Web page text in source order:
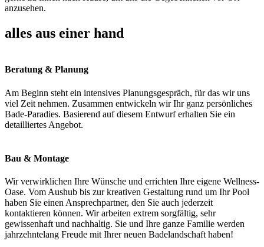
anzusehen.
alles aus einer hand
Beratung & Planung
Am Beginn steht ein intensives Planungsgespräch, für das wir uns
viel Zeit nehmen. Zusammen entwickeln wir Ihr ganz persönliches
Bade-Paradies. Basierend auf diesem Entwurf erhalten Sie ein
detailliertes Angebot.
Bau & Montage
Wir verwirklichen Ihre Wünsche und errichten Ihre eigene Wellness-
Oase. Vom Aushub bis zur kreativen Gestaltung rund um Ihr Pool
haben Sie einen Ansprechpartner, den Sie auch jederzeit
kontaktieren können. Wir arbeiten extrem sorgfältig, sehr
gewissenhaft und nachhaltig. Sie und Ihre ganze Familie werden
jahrzehntelang Freude mit Ihrer neuen Badelandschaft haben!